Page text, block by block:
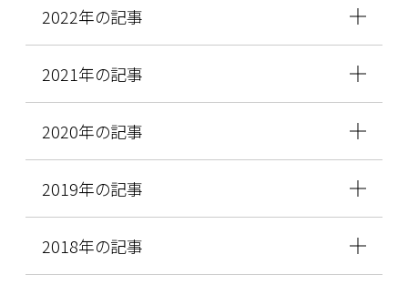
2022年の記事
2021年の記事
2020年の記事
2019年の記事
2018年の記事